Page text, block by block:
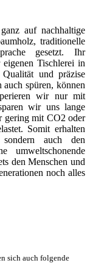
auf nachhaltige
traditionelle
gesetzt. Ihr
Tischlerei in
und präzise
auch spüren, können
wir nur mit
wir uns lange
gering mit CO2 oder
Somit erhalten
auch den
umweltschonende
den Menschen und
noch alles
sich auch folgende